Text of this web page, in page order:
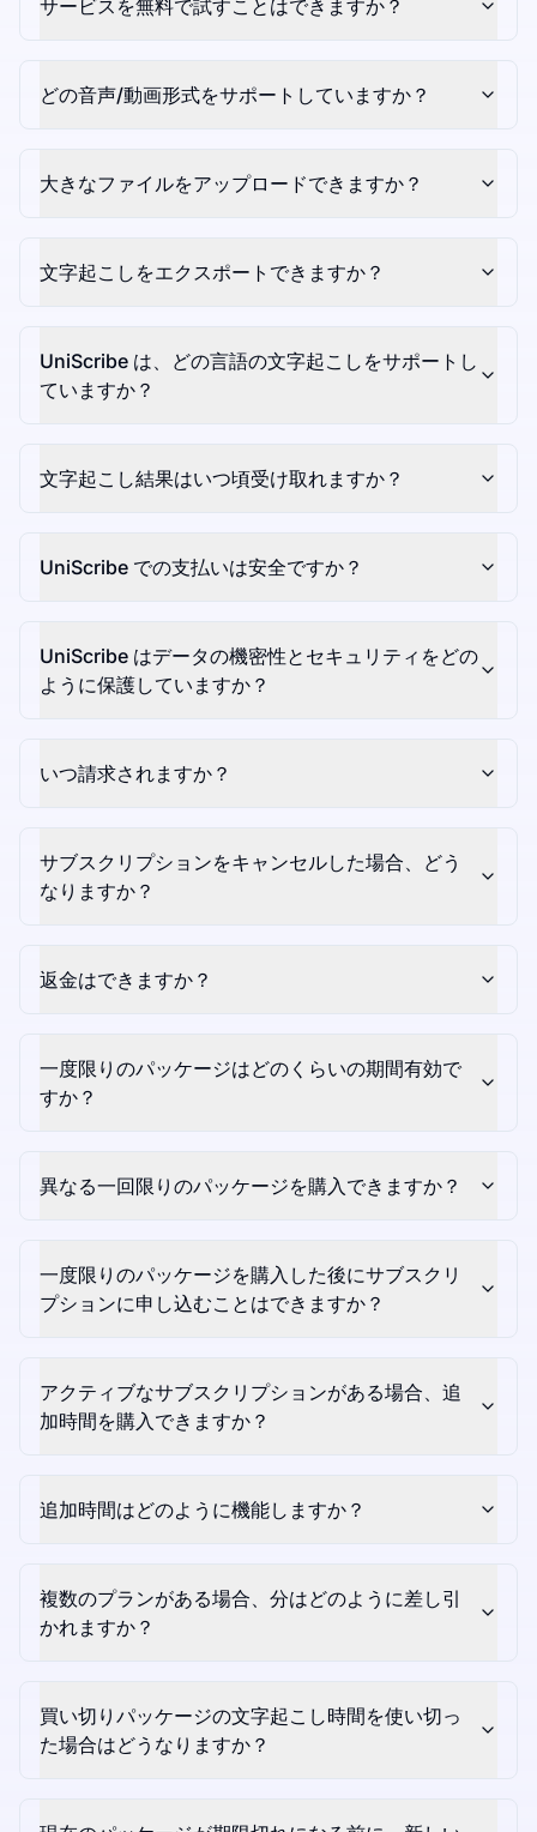
サービスを無料で試すことはできますか？
どの音声/動画形式をサポートしていますか？
大きなファイルをアップロードできますか？
文字起こしをエクスポートできますか？
UniScribe は、どの言語の文字起こしをサポートし
ていますか？
文字起こし結果はいつ頃受け取れますか？
UniScribe での支払いは安全ですか？
UniScribe はデータの機密性とセキュリティをどの
ように保護していますか？
いつ請求されますか？
サブスクリプションをキャンセルした場合、どう
なりますか？
返金はできますか？
一度限りのパッケージはどのくらいの期間有効で
すか？
異なる一回限りのパッケージを購入できますか？
一度限りのパッケージを購入した後にサブスクリ
プションに申し込むことはできますか？
アクティブなサブスクリプションがある場合、追
加時間を購入できますか？
追加時間はどのように機能しますか？
複数のプランがある場合、分はどのように差し引
かれますか？
買い切りパッケージの文字起こし時間を使い切っ
た場合はどうなりますか？